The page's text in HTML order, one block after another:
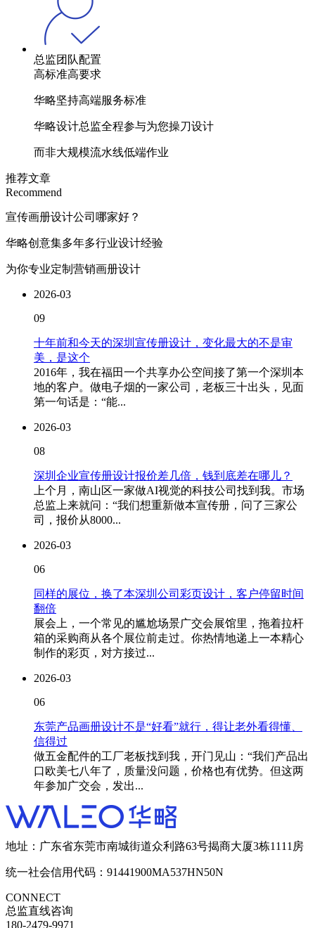
总监团队配置
高标准高要求
华略坚持高端服务标准
华略设计总监全程参与为您操刀设计
而非大规模流水线低端作业
推荐文章
Recommend
宣传画册设计公司哪家好？
华略创意集多年多行业设计经验
为你专业定制营销画册设计
2026-03
09
十年前和今天的深圳宣传册设计，变化最大的不是审
美，是这个
2016年，我在福田一个共享办公空间接了第一个深圳本
地的客户。做电子烟的一家公司，老板三十出头，见面
第一句话是：“能...
2026-03
08
深圳企业宣传册设计报价差几倍，钱到底差在哪儿？
上个月，南山区一家做AI视觉的科技公司找到我。市场
总监上来就问：“我们想重新做本宣传册，问了三家公
司，报价从8000...
2026-03
06
同样的展位，换了本深圳公司彩页设计，客户停留时间
翻倍
展会上，一个常见的尴尬场景广交会展馆里，拖着拉杆
箱的采购商从各个展位前走过。你热情地递上一本精心
制作的彩页，对方接过...
2026-03
06
东莞产品画册设计不是“好看”就行，得让老外看得懂、
信得过
做五金配件的工厂老板找到我，开门见山：“我们产品出
口欧美七八年了，质量没问题，价格也有优势。但这两
年参加广交会，发出...
地址：广东省东莞市南城街道众利路63号揭商大厦3栋1111房
统一社会信用代码：91441900MA537HN50N
CONNECT
总监直线咨询
180-2479-9971